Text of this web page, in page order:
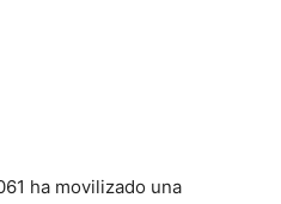
ha movilizado una